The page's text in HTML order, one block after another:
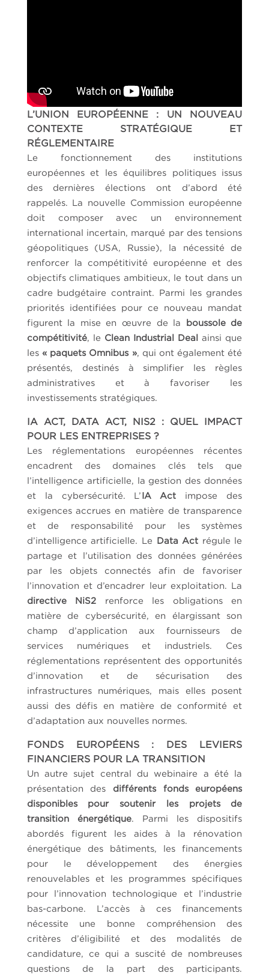
L’UNION EUROPÉENNE : UN NOUVEAU
CONTEXTE STRATÉGIQUE ET
RÉGLEMENTAIRE
Le fonctionnement des institutions
européennes et les équilibres politiques issus
des dernières élections ont d’abord été
rappelés. La nouvelle Commission européenne
doit composer avec un environnement
international incertain, marqué par des tensions
géopolitiques (USA, Russie), la nécessité de
renforcer la compétitivité européenne et des
objectifs climatiques ambitieux, le tout dans un
cadre budgétaire contraint. Parmi les grandes
priorités identifiées pour ce nouveau mandat
figurent la mise en œuvre de la boussole de
compétitivité, le Clean Industrial Deal ainsi que
les « paquets Omnibus », qui ont également été
présentés, destinés à simplifier les règles
administratives et à favoriser les
investissements stratégiques.
IA ACT, DATA ACT, NIS2 : QUEL IMPACT
POUR LES ENTREPRISES ?
Les réglementations européennes récentes
encadrent des domaines clés tels que
l’intelligence artificielle, la gestion des données
et la cybersécurité. L’IA Act impose des
exigences accrues en matière de transparence
et de responsabilité pour les systèmes
d’intelligence artificielle. Le Data Act régule le
partage et l’utilisation des données générées
par les objets connectés afin de favoriser
l’innovation et d’encadrer leur exploitation. La
directive NiS2 renforce les obligations en
matière de cybersécurité, en élargissant son
champ d’application aux fournisseurs de
services numériques et industriels. Ces
réglementations représentent des opportunités
d’innovation et de sécurisation des
infrastructures numériques, mais elles posent
aussi des défis en matière de conformité et
d’adaptation aux nouvelles normes.
FONDS EUROPÉENS : DES LEVIERS
FINANCIERS POUR LA TRANSITION
Un autre sujet central du webinaire a été la
présentation des différents fonds européens
disponibles pour soutenir les projets de
transition énergétique. Parmi les dispositifs
abordés figurent les aides à la rénovation
énergétique des bâtiments, les financements
pour le développement des énergies
renouvelables et les programmes spécifiques
pour l’innovation technologique et l’industrie
bas-carbone. L’accès à ces financements
nécessite une bonne compréhension des
critères d’éligibilité et des modalités de
candidature, ce qui a suscité de nombreuses
questions de la part des participants.